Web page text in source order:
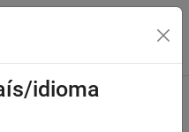
de navegación
idioma